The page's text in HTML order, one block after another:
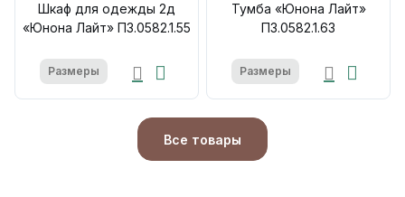
Шкаф для одежды 2д
«Юнона Лайт» П3.0582.1.55
Размеры
Тумба «Юнона Лайт»
П3.0582.1.63
Размеры
Все товары